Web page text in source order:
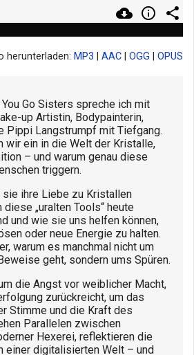
herunterladen: MP3 AAC OGG OPUS
Go Sisters spreche ich mit
up Artistin, Bodypainterin,
Pippi Langstrumpf mit Tiefgang.
wir ein in die Welt der Kristalle,
– und warum genau diese
triggern.
sie ihre Liebe zu Kristallen
„uralten Tools“ heute
und wie sie uns helfen können,
oder neue Energie zu halten.
warum es manchmal nicht um
geht, sondern ums Spüren.
die Angst vor weiblicher Macht,
zurückreicht, um das
Stimme und die Kraft des
Parallelen zwischen
Hexerei, reflektieren die
einer digitalisierten Welt – und